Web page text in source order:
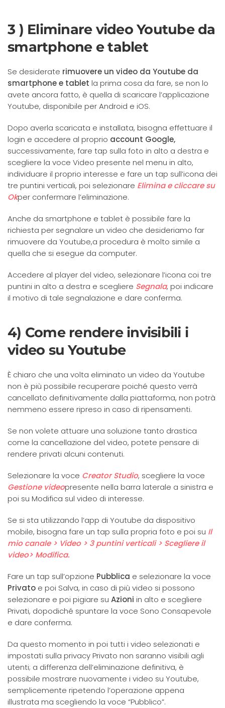
3 ) Eliminare video Youtube da
smartphone e tablet
Se desiderate rimuovere un video da Youtube da
smartphone e tablet la prima cosa da fare, se non lo
avete ancora fatto, è quella di scaricare l’applicazione
Youtube, disponibile per Android e iOS.
Dopo averla scaricata e installata, bisogna effettuare il
login e accedere al proprio account Google,
successivamente, fare tap sulla foto in alto a destra e
scegliere la voce Video presente nel menu in alto,
individuare il proprio interesse e fare un tap sull’icona dei
tre puntini verticali, poi selezionare Elimina e cliccare su
Okper confermare l’eliminazione.
Anche da smartphone e tablet è possibile fare la
richiesta per segnalare un video che desideriamo far
rimuovere da Youtube,a procedura è molto simile a
quella che si esegue da computer.
Accedere al player del video, selezionare l’icona coi tre
puntini in alto a destra e scegliere Segnala, poi indicare
il motivo di tale segnalazione e dare conferma.
4) Come rendere invisibili i
video su Youtube
È chiaro che una volta eliminato un video da Youtube
non è più possibile recuperare poiché questo verrà
cancellato definitivamente dalla piattaforma, non potrà
nemmeno essere ripreso in caso di ripensamenti.
Se non volete attuare una soluzione tanto drastica
come la cancellazione del video, potete pensare di
rendere privati alcuni contenuti.
Selezionare la voce Creator Studio, scegliere la voce
Gestione videopresente nella barra laterale a sinistra e
poi su Modifica sul video di interesse.
Se si sta utilizzando l’app di Youtube da dispositivo
mobile, bisogna fare un tap sulla propria foto e poi su Il
mio canale > Video > 3 puntini verticali > Scegliere il
video> Modifica.
Fare un tap sull’opzione Pubblica e selezionare la voce
Privato e poi Salva, in caso di più video si possono
selezionare e poi pigiare su Azioni in alto e scegliere
Privati, dopodiché spuntare la voce Sono Consapevole
e dare conferma.
Da questo momento in poi tutti i video selezionati e
impostati sulla privacy Privato non saranno visibili agli
utenti; a differenza dell’eliminazione definitiva, è
possibile mostrare nuovamente i video su Youtube,
semplicemente ripetendo l’operazione appena
illustrata ma scegliendo la voce “Pubblico”.